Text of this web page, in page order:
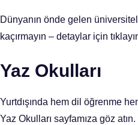
Dünyanın önde gelen
kaçırmayın – detaylar için
Yaz Okulları
Yurtdışında hem dil öğrenme
Yaz Okulları sayfamıza göz atın.